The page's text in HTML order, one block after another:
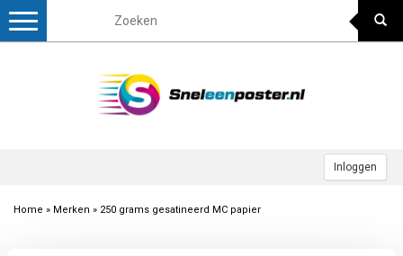
Inloggen
Toggle
Home » Merken » 250 grams gesatineerd MC papier